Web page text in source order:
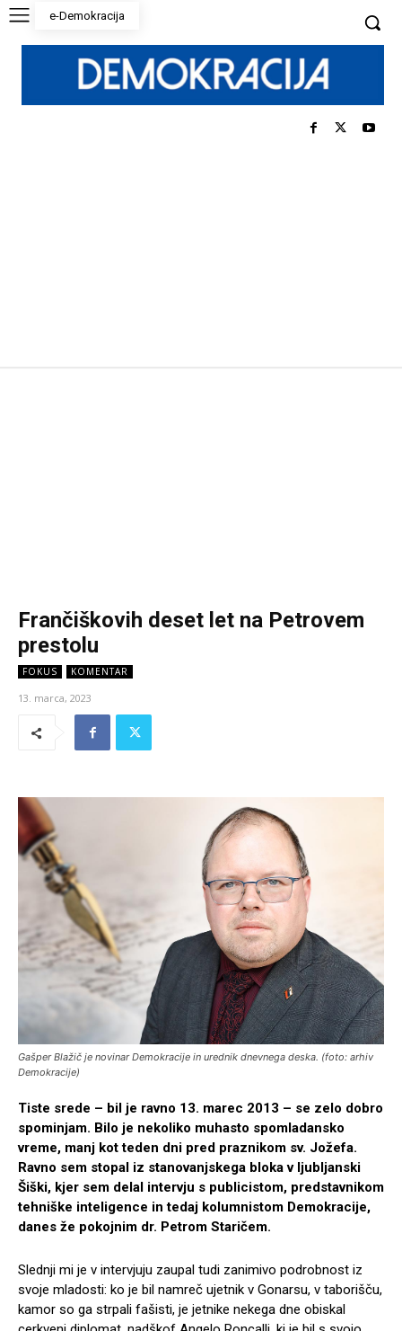
e-Demokracija
Frančiškovih deset let na Petrovem
prestolu
FOKUS KOMENTAR
13. marca, 2023
Gašper Blažič je novinar Demokracije in urednik dnevnega deska. (foto: arhiv
Demokracije)
Tiste srede – bil je ravno 13. marec 2013 – se zelo dobro
spominjam. Bilo je nekoliko muhasto spomladansko
vreme, manj kot teden dni pred praznikom sv. Jožefa.
Ravno sem stopal iz stanovanjskega bloka v ljubljanski
Šiški, kjer sem delal intervju s publicistom, predstavnikom
tehniške inteligence in tedaj kolumnistom Demokracije,
danes že pokojnim dr. Petrom Staričem.
Slednji mi je v intervjuju zaupal tudi zanimivo podrobnost iz
svoje mladosti: ko je bil namreč ujetnik v Gonarsu, v taborišču,
kamor so ga strpali fašisti, je jetnike nekega dne obiskal